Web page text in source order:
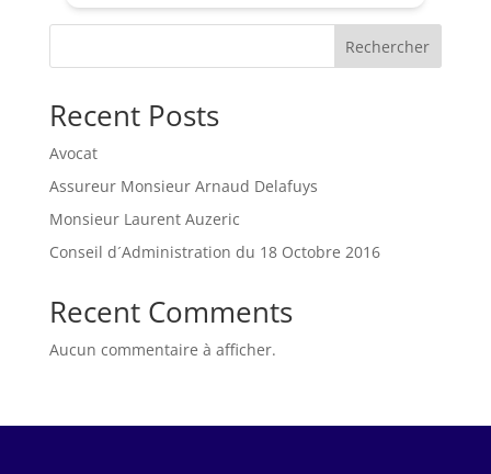
Rechercher
Recent Posts
Avocat
Assureur Monsieur Arnaud Delafuys
Monsieur Laurent Auzeric
Conseil d´Administration du 18 Octobre 2016
Recent Comments
Aucun commentaire à afficher.